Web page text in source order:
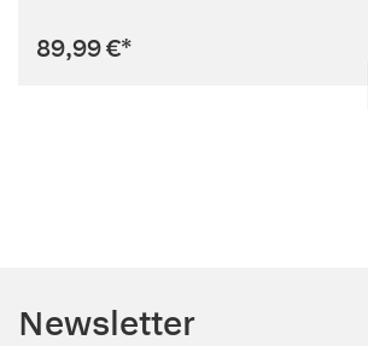
89,99 €*
Newsletter